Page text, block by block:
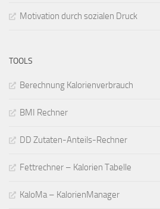
Motivation durch sozialen Druck
TOOLS
Berechnung Kalorienverbrauch
BMI Rechner
DD Zutaten-Anteils-Rechner
Fettrechner – Kalorien Tabelle
KaloMa – KalorienManager